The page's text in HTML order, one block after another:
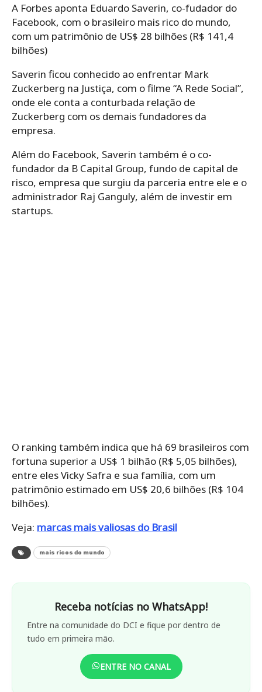
A Forbes aponta Eduardo Saverin, co-fudador do
Facebook, com o brasileiro mais rico do mundo,
com um patrimônio de US$ 28 bilhões (R$ 141,4
bilhões)
Saverin ficou conhecido ao enfrentar Mark
Zuckerberg na Justiça, com o filme “A Rede Social”,
onde ele conta a conturbada relação de
Zuckerberg com os demais fundadores da
empresa.
Além do Facebook, Saverin também é o co-
fundador da B Capital Group, fundo de capital de
risco, empresa que surgiu da parceria entre ele e o
administrador Raj Ganguly, além de investir em
startups.
O ranking também indica que há 69 brasileiros com
fortuna superior a US$ 1 bilhão (R$ 5,05 bilhões),
entre eles Vicky Safra e sua família, com um
patrimônio estimado em US$ 20,6 bilhões (R$ 104
bilhões).
Veja: marcas mais valiosas do Brasil
mais ricos do mundo
Receba notícias no WhatsApp!
Entre na comunidade do DCI e fique por dentro de
tudo em primeira mão.
ENTRE NO CANAL